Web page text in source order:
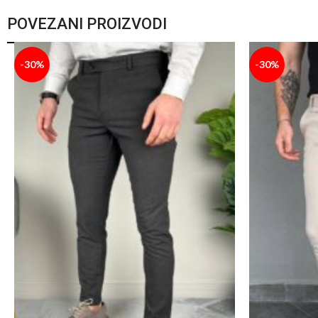
POVEZANI PROIZVODI
-30% -30%